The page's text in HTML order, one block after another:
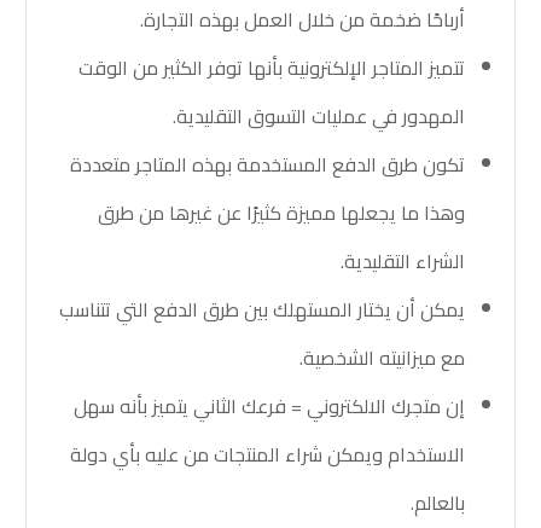
أرباحًا ضخمة من خلال العمل بهذه التجارة.
تتميز المتاجر الإلكترونية بأنها توفر الكثير من الوقت
المهدور في عمليات التسوق التقليدية.
تكون طرق الدفع المستخدمة بهذه المتاجر متعددة
وهذا ما يجعلها مميزة كثيرًا عن غيرها من طرق
الشراء التقليدية.
يمكن أن يختار المستهلك بين طرق الدفع التي تتناسب
مع ميزانيته الشخصية.
إن متجرك الالكتروني = فرعك الثاني يتميز بأنه سهل
الاستخدام ويمكن شراء المنتجات من عليه بأي دولة
بالعالم.